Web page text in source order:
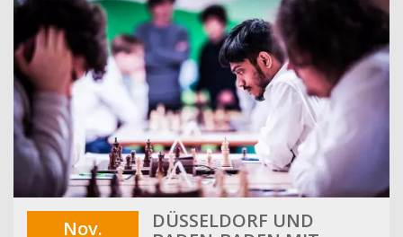
Nov.
DÜSSELDORF UND